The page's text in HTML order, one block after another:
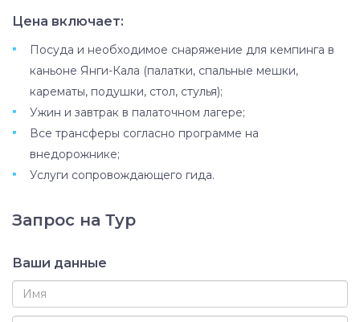
каньон, по отдаленным дорогам, в
размещение в палаточном лагере на скалистых
высотах. На следующий день вы посетите
высоко почитаемый мавзолей в Туркменистане,
прежде чем завершить тур приятной прогулкой
по лазурным берегам Каспийского моря.
Цена включает:
Посуда и необходимое снаряжение для кемпинга в
каньоне Янги-Кала (палатки, спальные мешки,
карематы, подушки, стол, стулья);
Ужин и завтрак в палаточном лагере;
Все трансферы согласно программе на
внедорожнике;
Услуги сопровождающего гида.
Запрос на Тур
Ваши данные